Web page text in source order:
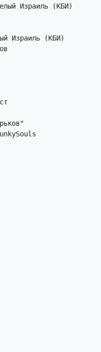
Израиль (КБИ)
Израиль (КБИ)